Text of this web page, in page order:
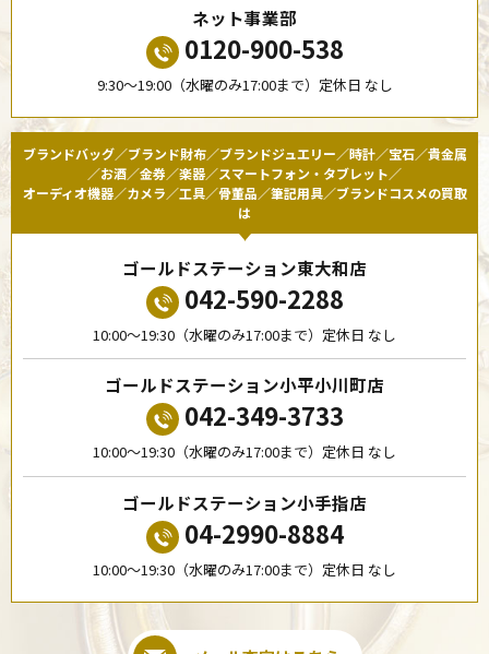
ネット事業部
0120-900-538
9:30〜19:00（水曜のみ17:00まで）定休日 なし
ブランドバッグ／ブランド財布／ブランドジュエリー／時計／宝石／貴金属
／お酒／金券／楽器／スマートフォン・タブレット／
オーディオ機器／カメラ／工具／骨董品／筆記用具／ブランドコスメの買取
は
ゴールドステーション東大和店
042-590-2288
10:00〜19:30（水曜のみ17:00まで）定休日 なし
ゴールドステーション小平小川町店
042-349-3733
10:00〜19:30（水曜のみ17:00まで）定休日 なし
ゴールドステーション小手指店
04-2990-8884
10:00〜19:30（水曜のみ17:00まで）定休日 なし